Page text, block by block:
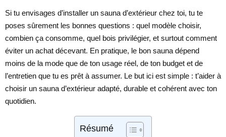
Si tu envisages d’installer un sauna d’extérieur chez toi, tu te
poses sûrement les bonnes questions : quel modèle choisir,
combien ça consomme, quel bois privilégier, et surtout comment
éviter un achat décevant. En pratique, le bon sauna dépend
moins de la mode que de ton usage réel, de ton budget et de
l’entretien que tu es prêt à assumer. Le but ici est simple : t’aider à
choisir un sauna d’extérieur adapté, durable et cohérent avec ton
quotidien.
Résumé